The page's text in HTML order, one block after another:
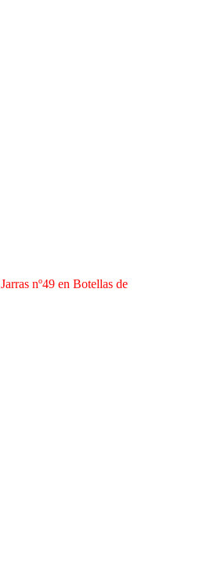
nº49 en Botellas de